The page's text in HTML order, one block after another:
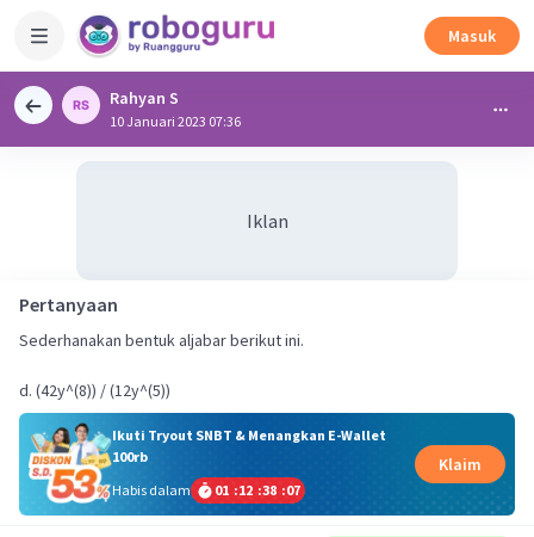
Masuk
Rahyan S
10 Januari 2023 07:36
Iklan
Pertanyaan
Sederhanakan bentuk aljabar berikut ini.
Ikuti Tryout SNBT & Menangkan E-Wallet
100rb
Habis dalam
01 :12 :38 :06
Klaim